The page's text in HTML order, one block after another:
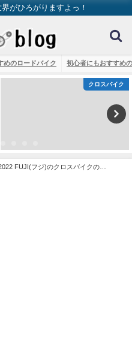
がひろがりますよっ！
めのロードバイク 初心者にもおすすめ
クロスバイク
FUJI(フジ)のクロスバイクの